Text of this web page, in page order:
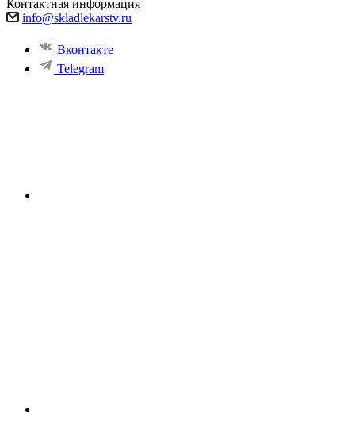
Контактная информация
info@skladlekarstv.ru
Вконтакте
Telegram